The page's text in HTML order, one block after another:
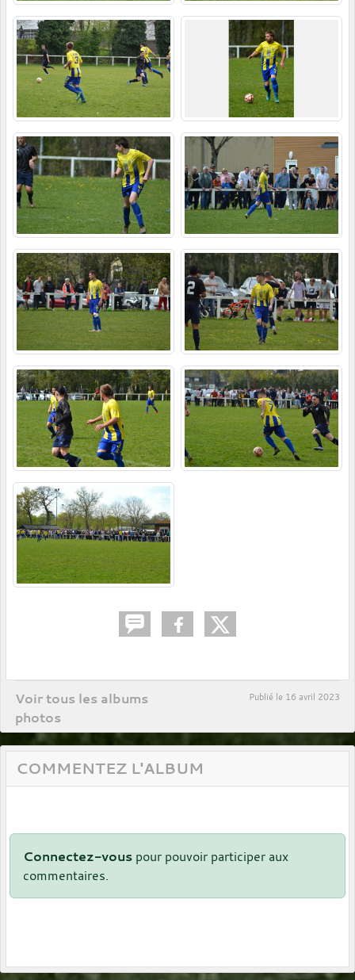
Voir tous les albums
photos
Publié le 16 avril 2023
COMMENTEZ L'ALBUM
Connectez-vous pour pouvoir participer aux
commentaires.